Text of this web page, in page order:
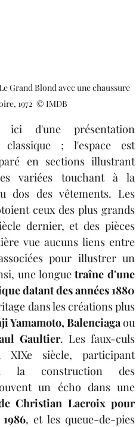
Grand Blond avec une chaussure
1972  © IMDB
ici d'une présentation
classique ; l'espace est
en sections illustrant
variées touchant à la
dos des vêtements. Les
ceux des plus grands
dernier, et des pièces
vue aucuns liens entre
pour illustrer un
une longue traîne d'une
datant des années 1880
dans les créations plus
Yamamoto, Balenciaga ou
Gaultier. Les faux-culs
siècle, participant
la construction des
Christian Lacroix pour
, et les queue-de-pies